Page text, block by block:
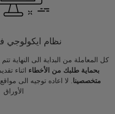
نظام ايكولوجي
كل المعاملة من البداية الى النهاية
بحماية طلبك من الأخطاء اثناء
متخصصينا . لا اعاده توجيه الى
الأوراق